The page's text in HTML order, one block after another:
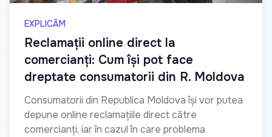
EXPLICĂM
Reclamații online direct la
comercianți: Cum își pot face
dreptate consumatorii din R. Moldova
Consumatorii din Republica Moldova își vor putea
depune online reclamațiile direct către
comercianți, iar în cazul în care problema